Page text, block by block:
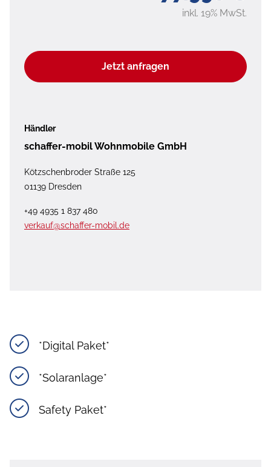
inkl. 19% MwSt.
Jetzt anfragen
Händler
schaffer-mobil Wohnmobile GmbH
Kötzschenbroder Straße 125
01139 Dresden
+49 4935 1 837 480
verkauf@schaffer-mobil.de
*Digital Paket*
*Solaranlage*
Safety Paket*